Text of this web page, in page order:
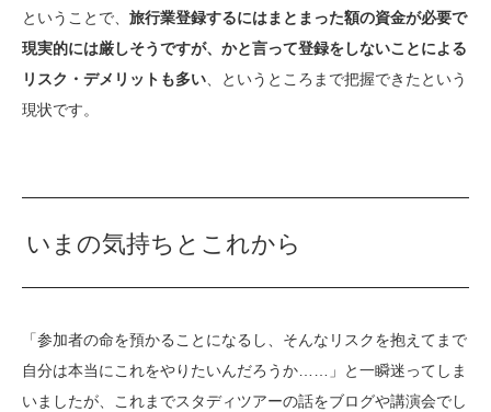
ということで、 旅行業登録するにはまとまった額の資金が必要で
現実的には厳しそうですが、かと言って登録をしないことによる
リスク・デメリットも多い 、というところまで把握できたという
現状です。
いまの気持ちとこれから
「参加者の命を預かることになるし、そんなリスクを抱えてまで
自分は本当にこれをやりたいんだろうか……」と一瞬迷ってしま
いましたが、これまでスタディツアーの話をブログや講演会でし